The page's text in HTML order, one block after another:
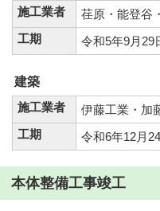
施工業者
荏原・能登谷
工期
令和5年9月29
建築
施工業者
伊藤工業・加
工期
令和6年12月
本体整備工事竣工